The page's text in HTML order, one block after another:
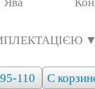
▼
95-110 С